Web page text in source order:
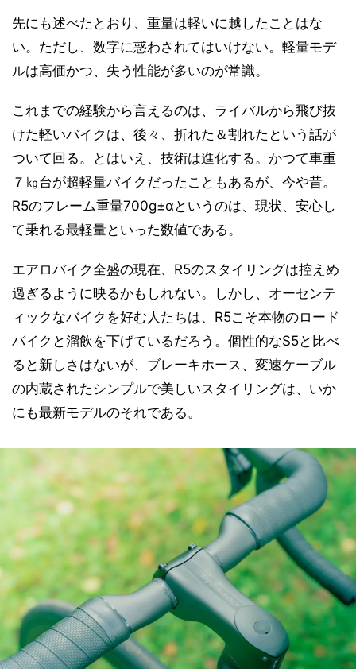
先にも述べたとおり、重量は軽いに越したことはな
い。ただし、数字に惑わされてはいけない。軽量モデ
ルは高価かつ、失う性能が多いのが常識。
これまでの経験から言えるのは、ライバルから飛び抜
けた軽いバイクは、後々、折れた＆割れたという話が
ついて回る。とはいえ、技術は進化する。かつて車重
７㎏台が超軽量バイクだったこともあるが、今や昔。
R5のフレーム重量700g±αというのは、現状、安心し
て乗れる最軽量といった数値である。
エアロバイク全盛の現在、R5のスタイリングは控えめ
過ぎるように映るかもしれない。しかし、オーセンテ
ィックなバイクを好む人たちは、R5こそ本物のロード
バイクと溜飲を下げているだろう。個性的なS5と比べ
ると新しさはないが、ブレーキホース、変速ケーブル
の内蔵されたシンプルで美しいスタイリングは、いか
にも最新モデルのそれである。